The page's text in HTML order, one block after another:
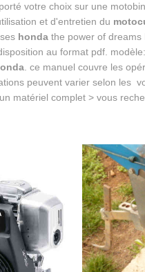
votre choix sur une
et d'entretien du
hondathe power of dreams
au format pdf.
. ce manuel couvre les
peuvent varier selon les
matériel complet > vous